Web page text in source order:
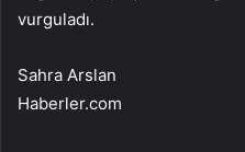
vurguladı.
Sahra Arslan
Haberler.com